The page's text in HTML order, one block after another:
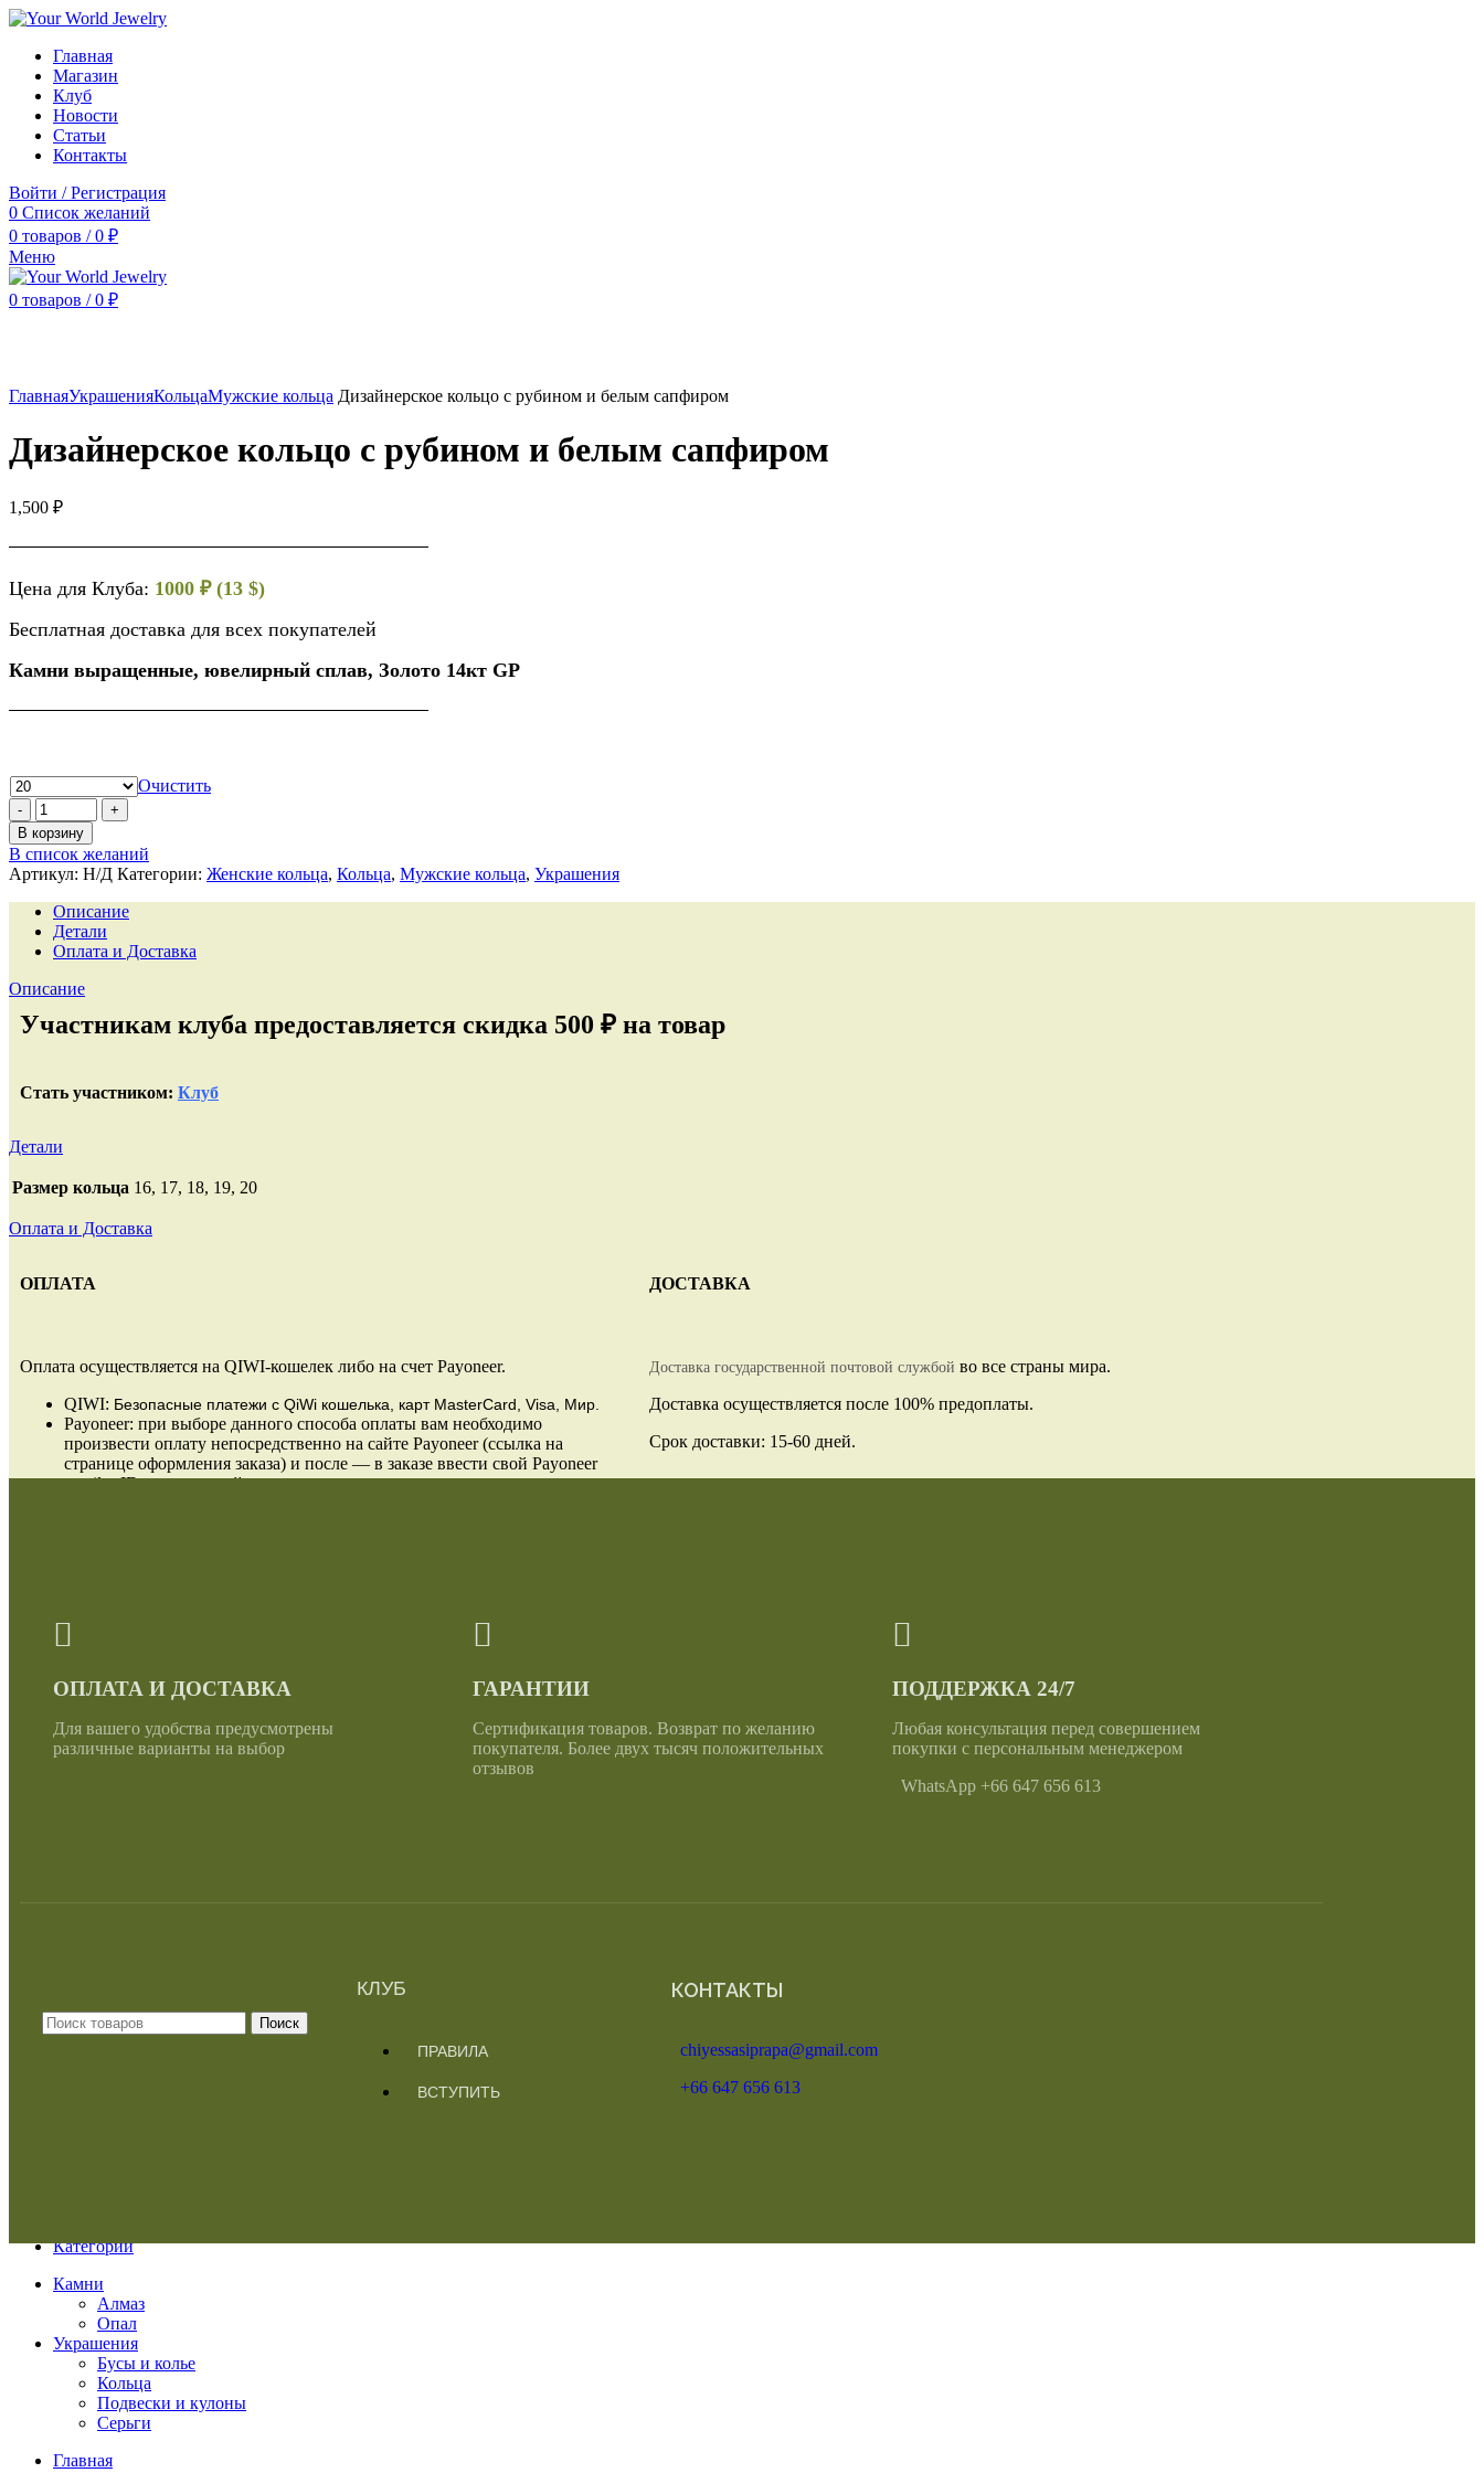
Главная
Магазин
Клуб
Новости
Статьи
Контакты
Войти / Регистрация
0 Список желаний
0 товаров / 0 ₽
Меню
0 товаров / 0 ₽
ГлавнаяУкрашенияКольцаМужские кольца Дизайнерское кольцо с рубином и белым сапфиром
Дизайнерское кольцо с рубином и белым сапфиром
1,500 ₽
Цена для Клуба: 1000 ₽ (13 $)
Бесплатная доставка для всех покупателей
Камни выращенные, ювелирный сплав, Золото 14кт GP
Очистить
В корзину
В список желаний
Артикул: Н/Д Категории: Женские кольца, Кольца, Мужские кольца, Украшения
Описание
Детали
Оплата и Доставка
Описание
Участникам клуба предоставляется скидка 500 ₽ на товар
Стать участником: Клуб
Детали
Размер кольца 16, 17, 18, 19, 20
Оплата и Доставка
ОПЛАТА
Оплата осуществляется на QIWI-кошелек либо на счет Payoneer.
QIWI: Безопасные платежи с QiWi кошелька, карт MasterCard, Visa, Мир.
Payoneer: при выборе данного способа оплаты вам необходимо
произвести оплату непосредственно на сайте Payoneer (ссылка на
странице оформления заказа) и после — в заказе ввести свой Payoneer
email и ID проведенной оплаты.
ДОСТАВКА
Доставка государственной почтовой службой во все страны мира.
Доставка осуществляется после 100% предоплаты.
Срок доставки: 15-60 дней.
ОПЛАТА И ДОСТАВКА
Для вашего удобства предусмотрены
различные варианты на выбор
ГАРАНТИИ
Сертификация товаров. Возврат по желанию
покупателя. Более двух тысяч положительных
отзывов
ПОДДЕРЖКА 24/7
Любая консультация перед совершением
покупки с персональным менеджером
WhatsApp +66 647 656 613
Поиск
КЛУБ
ПРАВИЛА
ВСТУПИТЬ
КОНТАКТЫ
chiyessasiprapa@gmail.com
+66 647 656 613
Категории
Камни
Алмаз
Опал
Украшения
Бусы и колье
Кольца
Подвески и кулоны
Серьги
Главная